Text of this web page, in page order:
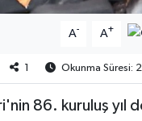
A- A+
Okunma Süresi:
86. kuruluş yıl